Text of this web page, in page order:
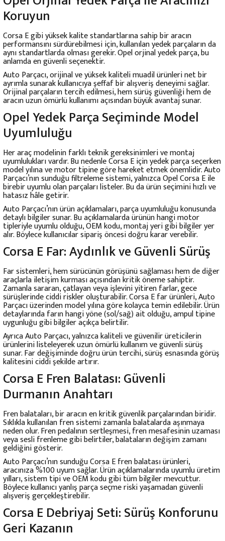
Koruyun
Corsa E gibi yüksek kalite standartlarına sahip bir aracın
performansını sürdürebilmesi için, kullanılan yedek parçaların da
aynı standartlarda olması gerekir. Opel orjinal yedek parça, bu
anlamda en güvenli seçenektir.
Auto Parçacı, orijinal ve yüksek kaliteli muadil ürünleri net bir
ayrımla sunarak kullanıcıya şeffaf bir alışveriş deneyimi sağlar.
Orijinal parçaların tercih edilmesi, hem sürüş güvenliği hem de
aracın uzun ömürlü kullanımı açısından büyük avantaj sunar.
Opel Yedek Parça Seçiminde Model
Uyumluluğu
Her araç modelinin farklı teknik gereksinimleri ve montaj
uyumlulukları vardır. Bu nedenle Corsa E için yedek parça seçerken
model yılına ve motor tipine göre hareket etmek önemlidir. Auto
Parçacı’nın sunduğu filtreleme sistemi, yalnızca Opel Corsa E ile
birebir uyumlu olan parçaları listeler. Bu da ürün seçimini hızlı ve
hatasız hâle getirir.
Auto Parçacı’nın ürün açıklamaları, parça uyumluluğu konusunda
detaylı bilgiler sunar. Bu açıklamalarda ürünün hangi motor
tipleriyle uyumlu olduğu, OEM kodu, montaj yeri gibi bilgiler yer
alır. Böylece kullanıcılar sipariş öncesi doğru karar verebilir.
Corsa E Far: Aydınlık ve Güvenli Sürüş
Far sistemleri, hem sürücünün görüşünü sağlaması hem de diğer
araçlarla iletişim kurması açısından kritik öneme sahiptir.
Zamanla sararan, çatlayan veya işlevini yitiren farlar, gece
sürüşlerinde ciddi riskler oluşturabilir. Corsa E far ürünleri, Auto
Parçacı üzerinden model yılına göre kolayca temin edilebilir. Ürün
detaylarında farın hangi yöne (sol/sağ) ait olduğu, ampul tipine
uygunluğu gibi bilgiler açıkça belirtilir.
Ayrıca Auto Parçacı, yalnızca kaliteli ve güvenilir üreticilerin
ürünlerini listeleyerek uzun ömürlü kullanım ve güvenli sürüş
sunar. Far değişiminde doğru ürün tercihi, sürüş esnasında görüş
kalitesini ciddi şekilde artırır.
Corsa E Fren Balatası: Güvenli
Durmanın Anahtarı
Fren balataları, bir aracın en kritik güvenlik parçalarından biridir.
Sıklıkla kullanılan fren sistemi zamanla balatalarda aşınmaya
neden olur. Fren pedalının sertleşmesi, fren mesafesinin uzaması
veya sesli frenleme gibi belirtiler, balataların değişim zamanı
geldiğini gösterir.
Auto Parçacı’nın sunduğu Corsa E fren balatası ürünleri,
aracınıza %100 uyum sağlar. Ürün açıklamalarında uyumlu üretim
yılları, sistem tipi ve OEM kodu gibi tüm bilgiler mevcuttur.
Böylece kullanıcı yanlış parça seçme riski yaşamadan güvenli
alışveriş gerçekleştirebilir.
Corsa E Debriyaj Seti: Sürüş Konforunu
Geri Kazanın